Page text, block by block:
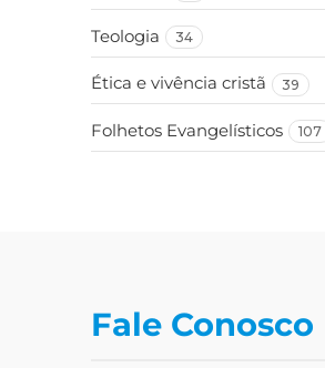
Teologia 34
Ética e vivência cristã 39
Folhetos Evangelísticos 107
Fale Conosco